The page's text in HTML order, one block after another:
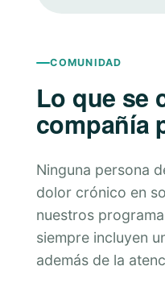
COMUNIDAD
Lo que se
compañía
Ninguna persona
dolor crónico en
nuestros
siempre incluyen
además de la